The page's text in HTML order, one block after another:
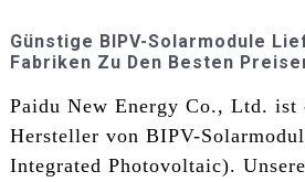
Günstige BIPV-Solarmodule
Fabriken Zu Den Besten
Paidu New Energy Co., Ltd. ist
Hersteller von BIPV-
Integrated Photovoltaic).